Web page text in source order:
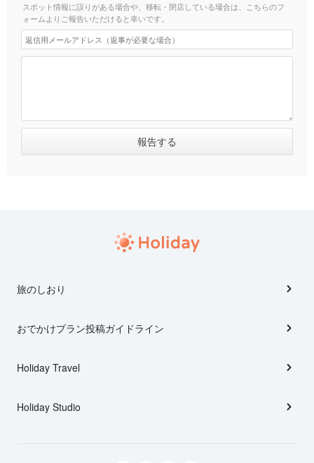
スポット情報に誤りがある場合や、移転・閉店している場合は、こちらのフ
ォームよりご報告いただけると幸いです。
旅のしおり
おでかけプラン投稿ガイドライン
Holiday Travel
Holiday Studio